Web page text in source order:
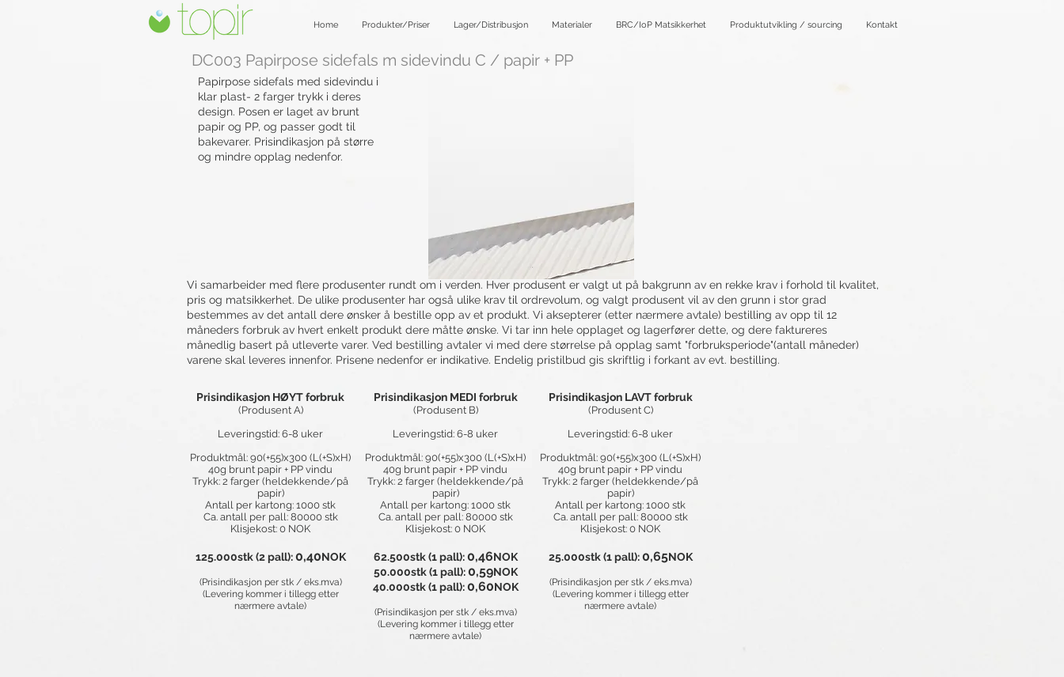
Home Produkter/Priser Lager/Distribusjon Materialer BRC/IoP Matsikkerhet Produktutvikling / sourcing Kontakt
DC003 Papirpose sidefals m sidevindu C / papir + PP
Papirpose sidefals med sidevindu i
klar plast- 2 farger trykk i deres
design. Posen er laget av brunt
papir og PP, og passer godt til
bakevarer. Prisindikasjon på større
og mindre opplag nedenfor.
Vi samarbeider med flere produsenter rundt om i verden. Hver produsent er valgt ut på bakgrunn av en rekke krav i forhold til kvalitet,
pris og matsikkerhet. De ulike produsenter har også ulike krav til ordrevolum, og valgt produsent vil av den grunn i stor grad
bestemmes av det antall dere ønsker å bestille opp av et produkt. Vi aksepterer (etter nærmere avtale) bestilling av opp til 12
måneders forbruk av hvert enkelt produkt dere måtte ønske. Vi tar inn hele opplaget og lagerfører dette, og dere faktureres
månedlig basert på utleverte varer. Ved bestilling avtaler vi med dere størrelse på opplag samt "forbruksperiode"(antall måneder)
varene skal leveres innenfor. Prisene nedenfor er indikative. Endelig pristilbud gis skriftlig i forkant av evt. bestilling.
Prisindikasjon HØYT forbruk
(Produsent A)
Leveringstid: 6-8 uker
Produktmål: 90(+55)x300 (L(+S)xH)
40g brunt papir + PP vindu
Trykk: 2 farger (heldekkende/på
papir)
Antall per kartong: 1000 stk
Ca. antall per pall: 80000 stk
Klisjekost: 0 NOK
125.000stk (2 pall):0,40NOK
(Prisindikasjon per stk / eks.mva)
(Levering kommer i tillegg etter
nærmere avtale)
Prisindikasjon MEDI forbruk
(Produsent B)
Leveringstid: 6-8 uker
Produktmål: 90(+55)x300 (L(+S)xH)
40g brunt papir + PP vindu
Trykk: 2 farger (heldekkende/på
papir)
Antall per kartong: 1000 stk
Ca. antall per pall: 80000 stk
Klisjekost: 0 NOK
62.500stk (1 pall):0,46NOK
50.000stk (1 pall):0,59NOK
40.000stk (1 pall):0,60NOK
(Prisindikasjon per stk / eks.mva)
(Levering kommer i tillegg etter
nærmere avtale)
Prisindikasjon LAVT forbruk
(Produsent C)
Leveringstid: 6-8 uker
Produktmål: 90(+55)x300 (L(+S)xH)
40g brunt papir + PP vindu
Trykk: 2 farger (heldekkende/på
papir)
Antall per kartong: 1000 stk
Ca. antall per pall: 80000 stk
Klisjekost: 0 NOK
25.000stk (1 pall):0,65NOK
(Prisindikasjon per stk / eks.mva)
(Levering kommer i tillegg etter
nærmere avtale)